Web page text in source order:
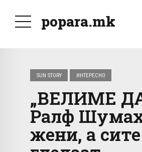
popara.mk
SUN STORY ИНТЕРЕСНО
„ВЕЛИМЕ
Ралф
жени, а сите